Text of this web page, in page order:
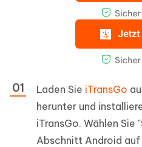
Laden Sie iTransGo
herunter und
iTransGo. Wählen Sie "
Abschnitt Android auf